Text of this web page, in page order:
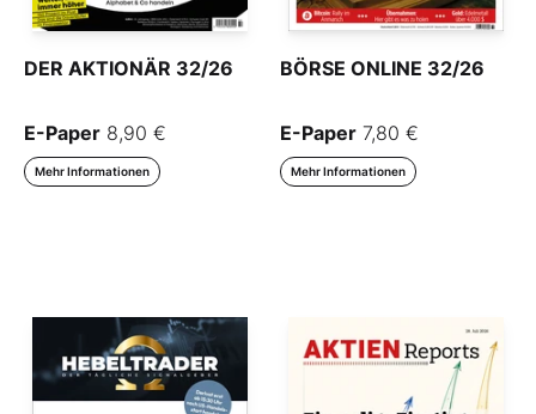
DER AKTIONÄR 32/26
E-Paper 8,90 €
Mehr Informationen
BÖRSE ONLINE 32/26
E-Paper 7,80 €
Mehr Informationen